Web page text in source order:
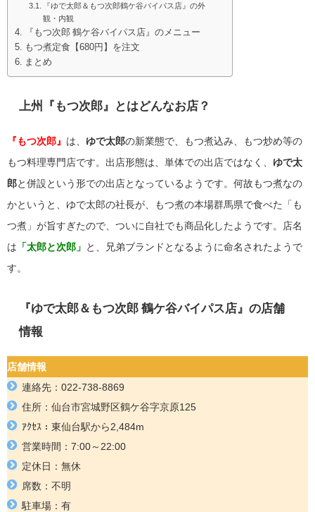
『ゆで太郎＆もつ次郎鶴ケ谷バイパス店』の外
観・内観
『もつ次郎 鶴ケ谷バイパス店』のメニュー
もつ煮定食【680円】を注文
まとめ
上州『もつ次郎』とはどんなお店？
『もつ次郎』 は、 ゆで太郎の新業態で、もつ煮込み、もつ炒め等の
もつ料理専門店です。出店形態は、単体での出店ではなく、 ゆで太
郎と併設という形での出店となっているようです。何故もつ煮なの
かというと、ゆで太郎の社長が、もつ煮の本場群馬県で食べた「も
つ煮」が旨すぎたので、ついに自社でも商品化したようです。店名
は 「太郎と次 郎」 と、兄弟ブランドとなるように命名されたようで
す。
『ゆで太郎＆もつ次郎 鶴ケ谷バイパス店』の店舗
情報
店舗情報
連絡先：022-738-8869
住所： 仙台市宮城野区鶴ケ谷字京原125
ｱｸｾｽ： 東仙台駅から2,484m
営業時間：7:00～22:00
定休日：無休
席数：不明
駐車場：有